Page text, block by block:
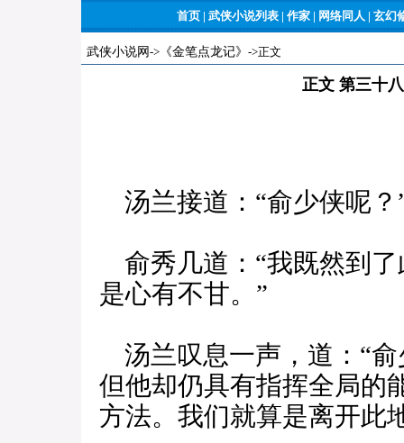
首页 | 武侠小说列表 | 作家 | 网络同人 | 玄幻
武侠小说网 -> 《金笔点龙记》 ->正文
正文 第三十
汤兰接道：“俞少侠呢？
俞秀几道：“我既然到
是心有不甘。”
汤兰叹息一声，道：“
但他却仍具有指挥全局的
方法。我们就算是离开此